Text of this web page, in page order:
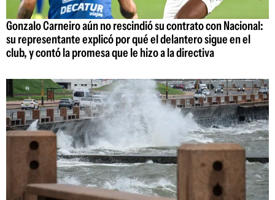
Gonzalo Carneiro aún no rescindió su contrato con Nacional:
su representante explicó por qué el delantero sigue en el
club, y contó la promesa que le hizo a la directiva